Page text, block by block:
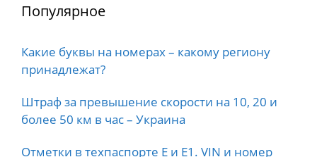
Популярное
Какие буквы на номерах – какому региону
принадлежат?
Штраф за превышение скорости на 10, 20 и
более 50 км в час – Украина
Отметки в техпаспорте E и E1. VIN и номер